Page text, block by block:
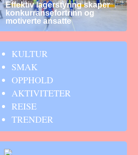
Effektiv lagerstyring skaper
konkurransefortrinn og
motiverte ansatte
KULTUR
SMAK
OPPHOLD
AKTIVITETER
REISE
TRENDER